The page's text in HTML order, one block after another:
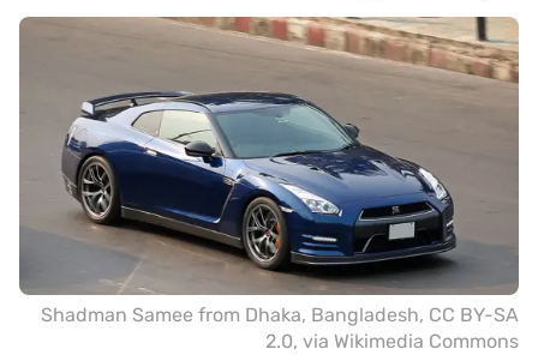
Shadman Samee from Dhaka, Bangladesh, CC BY-SA
2.0, via Wikimedia Commons